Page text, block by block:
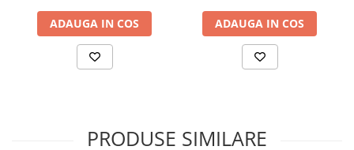
Autocolante reflectorizante si
fluorescente
Avertizare sonora
Claxoane Auto si Semnale Electrice
Benzi si placi reflectorizante
ADAUGA IN COS ADAUGA IN COS
PRODUSE SIMILARE